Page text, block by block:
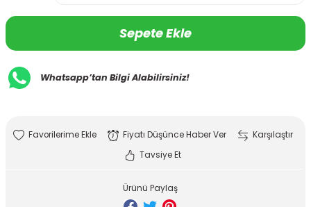
Sepete Ekle
Whatsapp’tan Bilgi Alabilirsiniz!
Fiyatı Düşünce Haber Ver
Karşılaştır
Tavsiye Et
Ürünü Paylaş